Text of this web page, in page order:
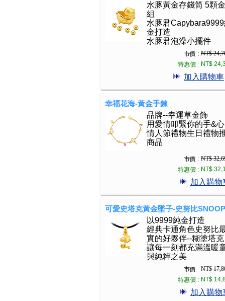
水豚黃金存錢筒 5顆
組
水豚君
金打造
水豚君泡澡小擺件
市價 : NT$
特惠價 : NT$
加入購物車
幸福花海-黃金手鍊
品牌--幸運草金飾
用愛情叩緊你的手&心
情人節禮物生日禮物
商品
市價 : NT$
特惠價 : NT$
加入購物
可愛史塔克黃金墜子-史努比
以9999純金打造
經典卡通角色史努比
實的好夥伴--糊塗塔克
讓每一刻都充滿溫暖
與純粹之美
市價 : NT$
特惠價 : NT$
加入購物